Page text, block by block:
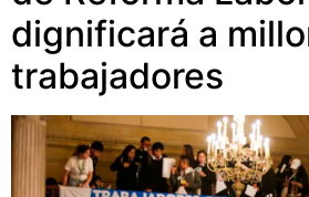
dignificará a
trabajadores